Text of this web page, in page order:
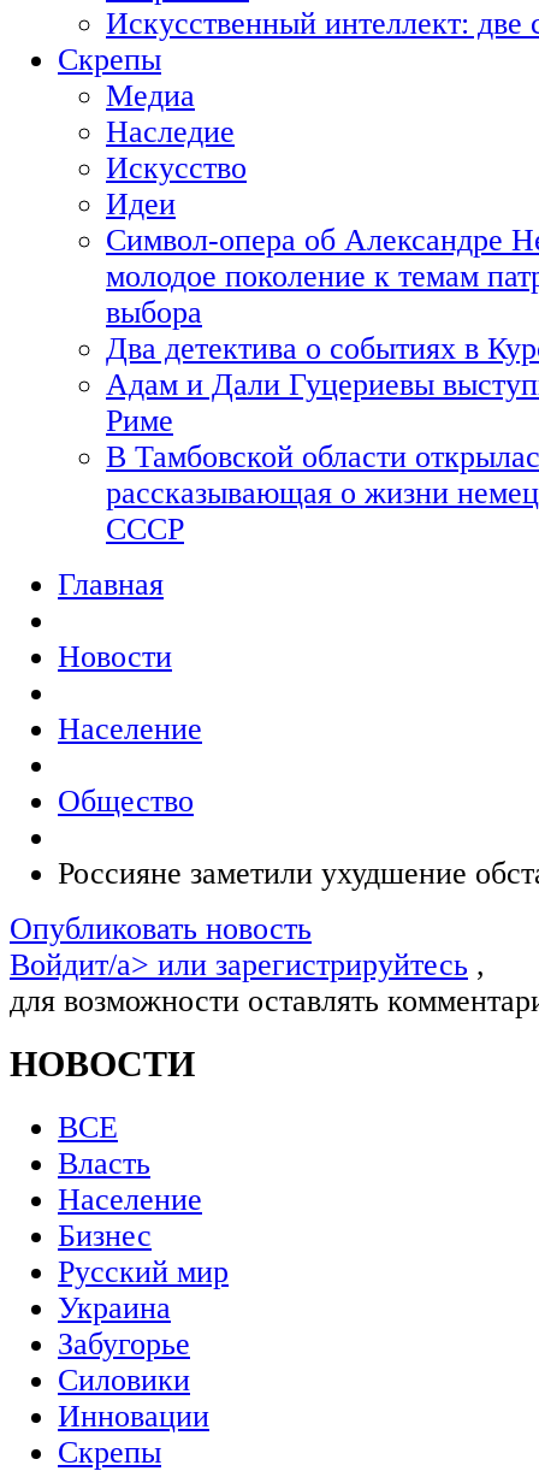
Искусственный интеллект:
Скрепы
Медиа
Наследие
Искусство
Идеи
Символ-опера об Александре
молодое поколение к темам
выбора
Два детектива о событиях в
Адам и Дали Гуцериевы
Риме
В Тамбовской области
рассказывающая о жизни
СССР
Главная
Новости
Население
Общество
Россияне заметили ухудшение
Опубликовать новость
Войдит/a> или зарегистрируйтесь ,
для возможности оставлять
НОВОСТИ
ВСЕ
Власть
Население
Бизнес
Русский мир
Украина
Забугорье
Силовики
Инновации
Скрепы